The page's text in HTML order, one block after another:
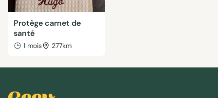
Protège carnet de
santé
1 mois 277km